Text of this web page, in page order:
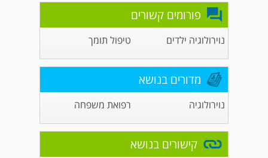
פורומים קשורים
נוירולוגיה ילדים טיפול תומך
מדורים בנושא
נוירולוגיה רפואת משפחה
קישורים בנושא